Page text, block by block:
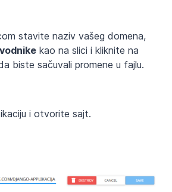
stavite naziv vašeg domena,
kao na slici i kliknite na
biste sačuvali promene u fajlu.
i otvorite sajt.